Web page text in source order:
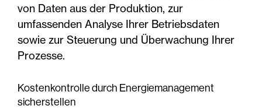
von Daten aus der Produktion, zur
umfassenden Analyse Ihrer Betriebsdaten
sowie zur Steuerung und Überwachung Ihrer
Prozesse.
Kostenkontrolle durch Energiemanagement
sicherstellen